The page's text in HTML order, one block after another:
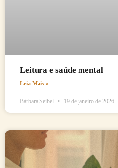
Leitura e saúde mental
Leia Mais »
Bárbara Seibel 19 de janeiro de 2026